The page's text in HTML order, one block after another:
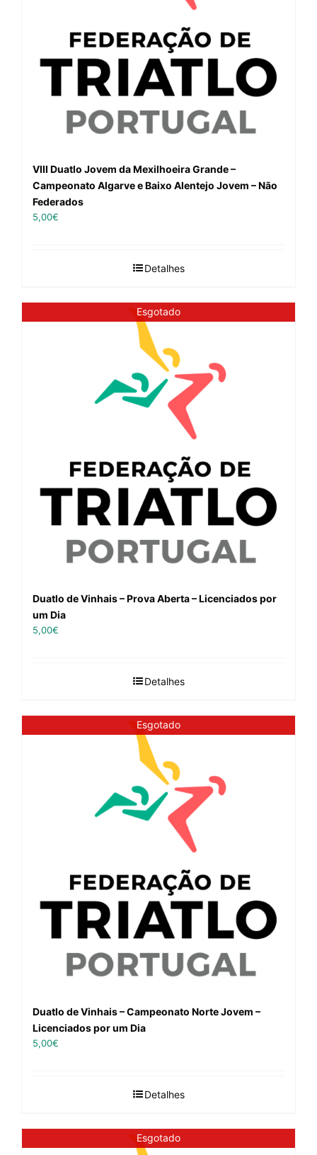
VIII Duatlo Jovem da Mexilhoeira Grande –
Campeonato Algarve e Baixo Alentejo Jovem – Não
Federados
5,00€
Detalhes
Esgotado
Duatlo de Vinhais – Prova Aberta – Licenciados por
um Dia
5,00€
Detalhes
Esgotado
Duatlo de Vinhais – Campeonato Norte Jovem –
Licenciados por um Dia
5,00€
Detalhes
Esgotado